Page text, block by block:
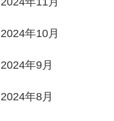
2024年10月
2024年9月
2024年8月